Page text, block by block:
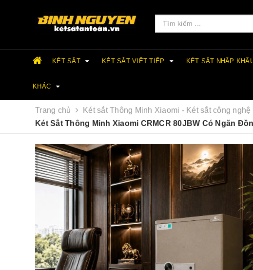
KÉT SẮT KÉT SẮT VIỆT TIỆP KÉT SẮT NHẬP
KHÁC
Trang chủ
Két sắt Thông Minh Xiaomi - Két sắt công
Két Sắt Thông Minh Xiaomi CRMCR 80JBW Có Ngăn